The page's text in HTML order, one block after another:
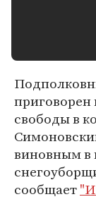
свободы в
виновным в
сообщает